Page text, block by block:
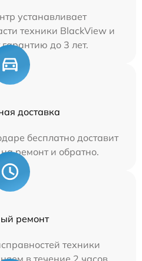
устанавливает
техники BlackView и
до 3 лет.
доставка
бесплатно доставит
ремонт и обратно.
ремонт
техники
в течение 2 часов.